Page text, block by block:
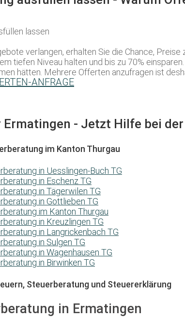
verlangen, erhalten Sie die Chance,
tiefen Niveau halten und bis zu 70%
hätten. Mehrere Offerten anzufragen ist
ANFRAGE
- Jetzt Hilfe bei
im Kanton Thurgau
in Uesslingen-Buch TG
in Eschenz TG
in Tägerwilen TG
in Gottlieben TG
im Kanton Thurgau
in Kreuzlingen TG
in Langrickenbach TG
in Sulgen TG
in Wagenhausen TG
in Birwinken TG
Steuerberatung und Steuererklärung
in Ermatingen